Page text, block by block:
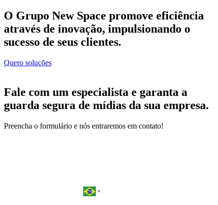
O Grupo New Space promove eficiência
através de inovação, impulsionando o
sucesso de seus clientes.
Quero soluções
Fale com um especialista e garanta a
guarda segura de mídias da sua empresa.
Preencha o formulário e nós entraremos em contato!